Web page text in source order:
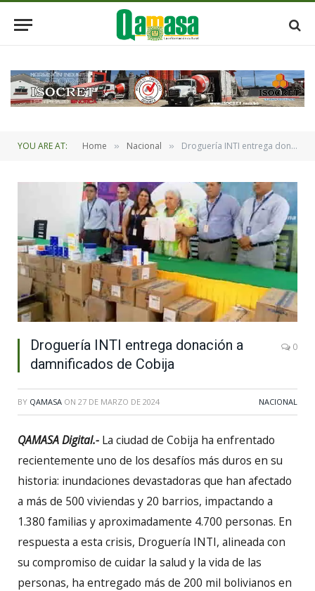
YOU ARE AT: Home » Nacional » Droguería INTI entrega donación a damnificados de Cobija
Droguería INTI entrega donación a
damnificados de Cobija
0
BY QAMASA ON 27 DE MARZO DE 2024 NACIONAL
QAMASA Digital.- La ciudad de Cobija ha enfrentado
recientemente uno de los desafíos más duros en su
historia: inundaciones devastadoras que han afectado
a más de 500 viviendas y 20 barrios, impactando a
1.380 familias y aproximadamente 4.700 personas. En
respuesta a esta crisis, Droguería INTI, alineada con
su compromiso de cuidar la salud y la vida de las
personas, ha entregado más de 200 mil bolivianos en